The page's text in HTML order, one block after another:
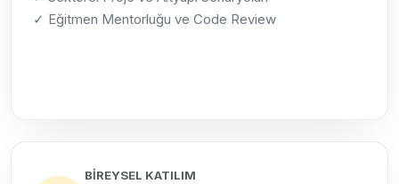
✓ Eğitmen Mentorluğu ve Code Review
BİREYSEL KATILIM